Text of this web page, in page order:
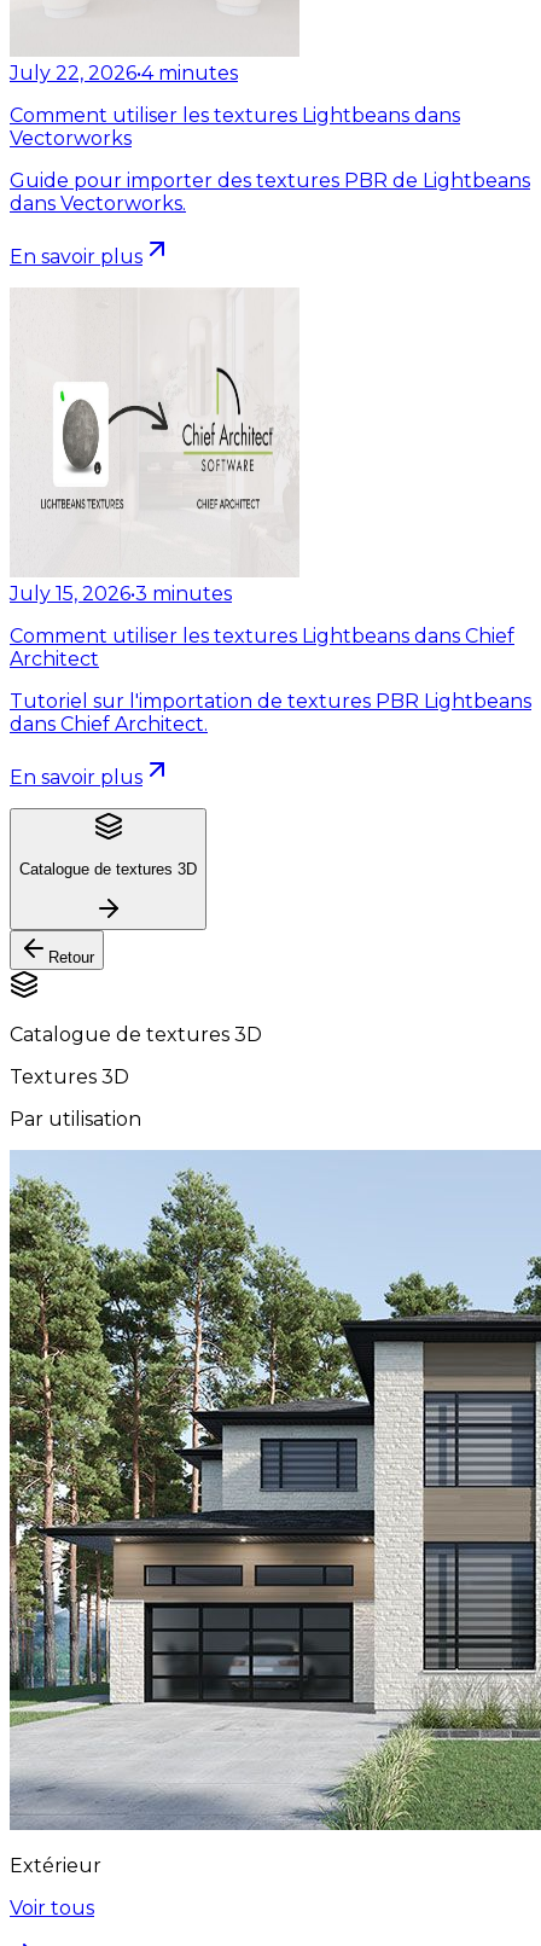
July 22, 2026•4 minutes
Comment utiliser les textures Lightbeans dans
Vectorworks
Guide pour importer des textures PBR de Lightbeans
dans Vectorworks.
En savoir plus
July 15, 2026•3 minutes
Comment utiliser les textures Lightbeans dans Chief
Architect
Tutoriel sur l'importation de textures PBR Lightbeans
dans Chief Architect.
En savoir plus
Catalogue de textures 3D
Retour
Catalogue de textures 3D
Textures 3D
Par utilisation
Extérieur
Voir tous